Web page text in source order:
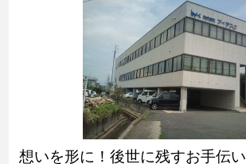
想いを形に！後世に残すお手伝い